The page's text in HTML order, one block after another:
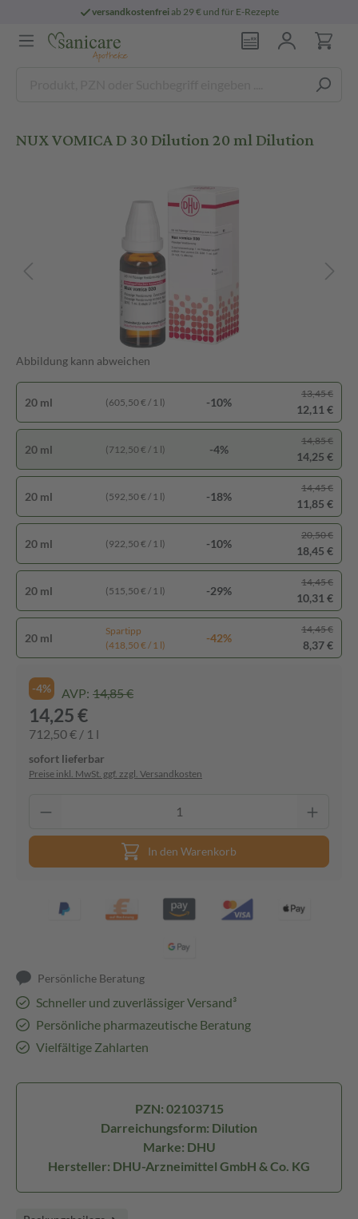
versandkostenfreiab 29 € und für E-Rezepte
NUX VOMICA D 30 Dilution 20 ml Dilution
Abbildung kann abweichen
20 ml (605,50 € / 1 l) -10%
13,45 €
12,11 €
20 ml (712,50 € / 1 l) -4%
14,85 €
14,25 €
20 ml (592,50 € / 1 l) -18%
14,45 €
11,85 €
20 ml (922,50 € / 1 l) -10%
20,50 €
18,45 €
20 ml (515,50 € / 1 l) -29%
14,45 €
10,31 €
20 ml
Spartipp
(418,50 € / 1 l)
-42%
14,45 €
8,37 €
-4% AVP: 14,85 €
14,25 €
712,50 € / 1 l
sofort lieferbar
Preise inkl. MwSt. ggf. zzgl. Versandkosten
In den Warenkorb
Persönliche Beratung
Schneller und zuverlässiger Versand³
Persönliche pharmazeutische Beratung
Vielfältige Zahlarten
PZN: 02103715
Darreichungsform: Dilution
Marke: DHU
Hersteller: DHU-Arzneimittel GmbH & Co. KG